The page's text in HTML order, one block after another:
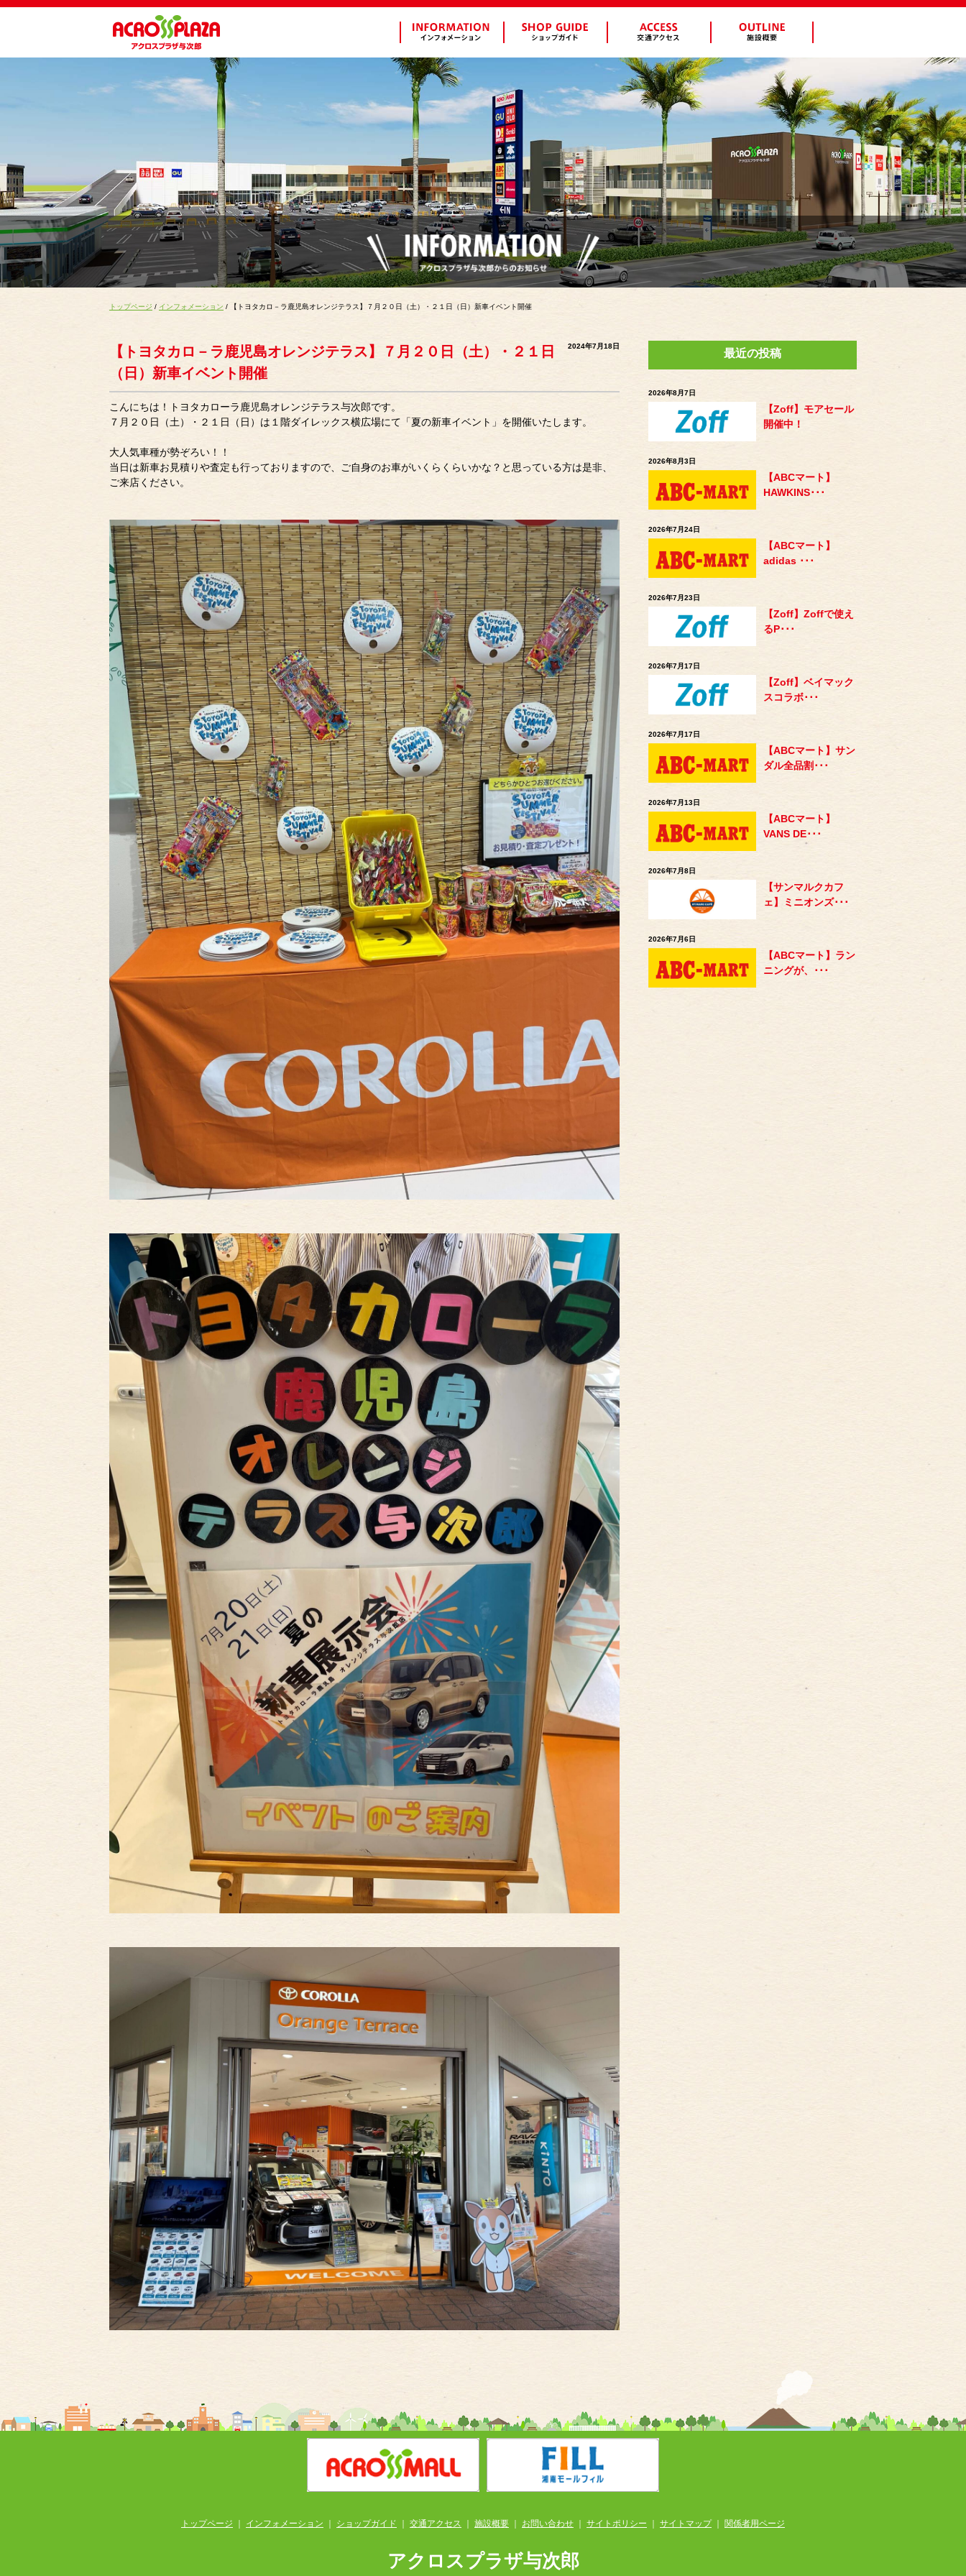
トップページ / インフォメーション / 【トヨタカロ－ラ鹿児島オレンジテラス】７月２０日（土）・２１日（日）新車イベント開催
2024年7月18日
【トヨタカロ－ラ鹿児島オレンジテラス】７月２０日（土）・２１日
（日）新車イベント開催
こんにちは！トヨタカローラ鹿児島オレンジテラス与次郎です。
７月２０日（土）・２１日（日）は１階ダイレックス横広場にて「夏の新車イベント」を開催いたします。
大人気車種が勢ぞろい！！
当日は新車お見積りや査定も行っておりますので、ご自身のお車がいくらくらいかな？と思っている方は是非、
ご来店ください。
最近の投稿
2026年8月7日
【Zoff】モアセール
開催中！
2026年8月3日
【ABCマート】
HAWKINS･･･
2026年7月24日
【ABCマート】
adidas ･･･
2026年7月23日
【Zoff】Zoffで使え
るP･･･
2026年7月17日
【Zoff】ベイマック
スコラボ･･･
2026年7月17日
【ABCマート】サン
ダル全品割･･･
2026年7月13日
【ABCマート】
VANS DE･･･
2026年7月8日
【サンマルクカフ
ェ】ミニオンズ･･･
2026年7月6日
【ABCマート】ラン
ニングが、･･･
トップページ インフォメーション ショップガイド 交通アクセス 施設概要 お問い合わせ サイトポリシー サイトマップ｜ 関係者用ページ
アクロスプラザ与次郎